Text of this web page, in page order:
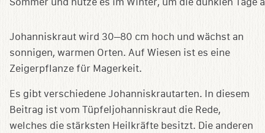
Johanniskraut wird 30–80 cm hoch und wächst an
sonnigen, warmen Orten. Auf Wiesen ist es eine
Zeigerpflanze für Magerkeit.
Es gibt verschiedene Johanniskrautarten. In diesem
Beitrag ist vom Tüpfeljohanniskraut die Rede,
welches die stärksten Heilkräfte besitzt. Die anderen